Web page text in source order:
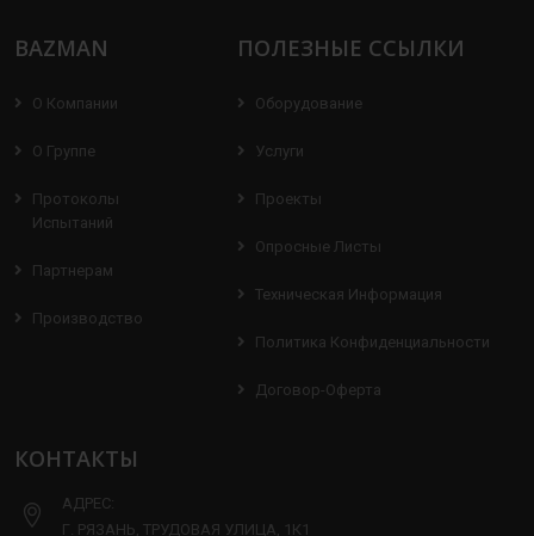
BAZMAN
О Компании
О Группе
Протоколы
Испытаний
Партнерам
Производство
ПОЛЕЗНЫЕ ССЫЛКИ
Оборудование
Услуги
Проекты
Опросные Листы
Техническая Информация
Политика Конфиденциальности
Договор-Оферта
КОНТАКТЫ
АДРЕС:
Г. РЯЗАНЬ, ТРУДОВАЯ УЛИЦА, 1К1